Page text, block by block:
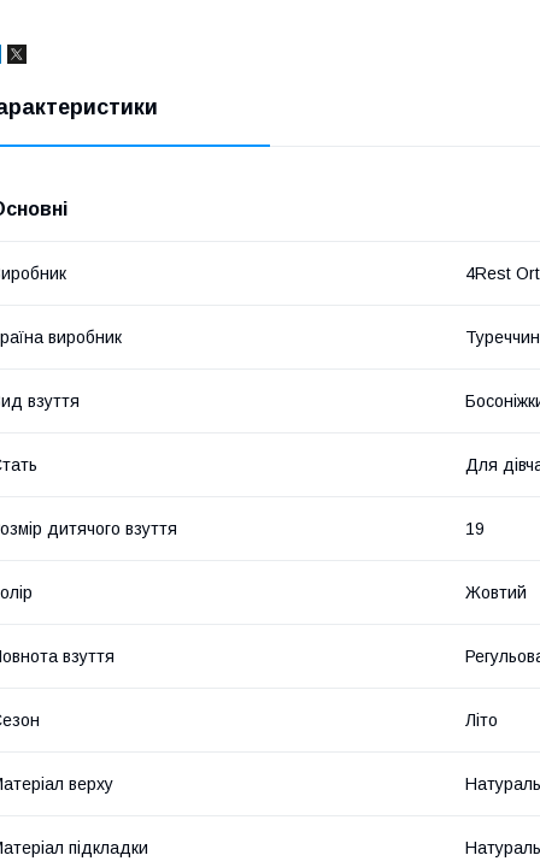
4Rest
виробник
взуття
Для
дитячого взуття 19
Жовтий
взуття
Літо
верху
підкладки